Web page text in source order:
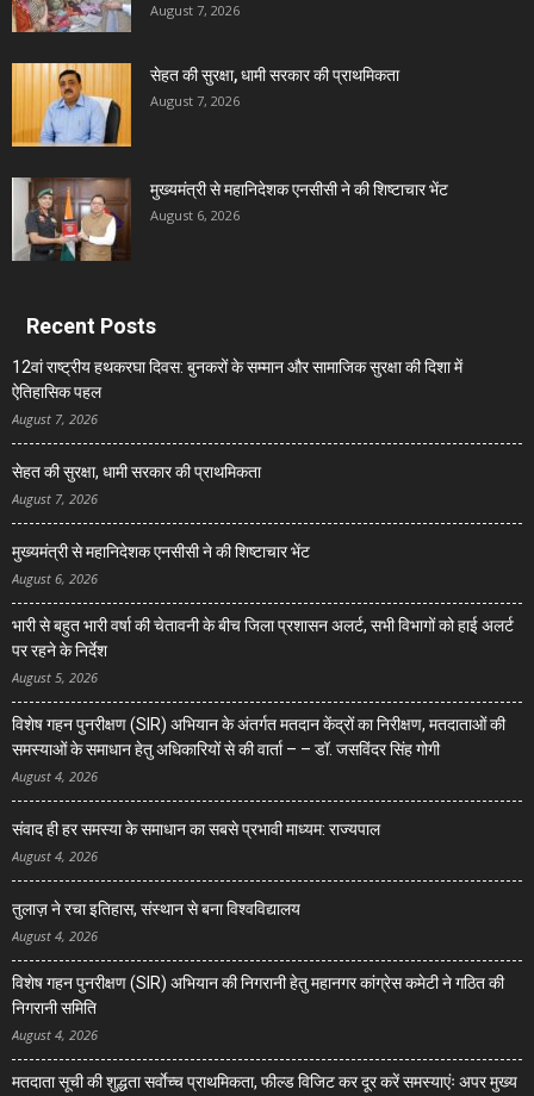
August 7, 2026
सेहत की सुरक्षा, धामी सरकार की प्राथमिकता
August 7, 2026
मुख्यमंत्री से महानिदेशक एनसीसी ने की शिष्टाचार भेंट
August 6, 2026
Recent Posts
12वां राष्ट्रीय हथकरघा दिवस: बुनकरों के सम्मान और सामाजिक सुरक्षा की दिशा में
ऐतिहासिक पहल
August 7, 2026
सेहत की सुरक्षा, धामी सरकार की प्राथमिकता
August 7, 2026
मुख्यमंत्री से महानिदेशक एनसीसी ने की शिष्टाचार भेंट
August 6, 2026
भारी से बहुत भारी वर्षा की चेतावनी के बीच जिला प्रशासन अलर्ट, सभी विभागों को हाई अलर्ट
पर रहने के निर्देश
August 5, 2026
विशेष गहन पुनरीक्षण (SIR) अभियान के अंतर्गत मतदान केंद्रों का निरीक्षण, मतदाताओं की
समस्याओं के समाधान हेतु अधिकारियों से की वार्ता – – डॉ. जसविंदर सिंह गोगी
August 4, 2026
संवाद ही हर समस्या के समाधान का सबसे प्रभावी माध्यम: राज्यपाल
August 4, 2026
तुलाज़ ने रचा इतिहास, संस्थान से बना विश्वविद्यालय
August 4, 2026
विशेष गहन पुनरीक्षण (SIR) अभियान की निगरानी हेतु महानगर कांग्रेस कमेटी ने गठित की
निगरानी समिति
August 4, 2026
मतदाता सूची की शुद्धता सर्वाेच्च प्राथमिकता, फील्ड विजिट कर दूर करें समस्याएंः अपर मुख्य